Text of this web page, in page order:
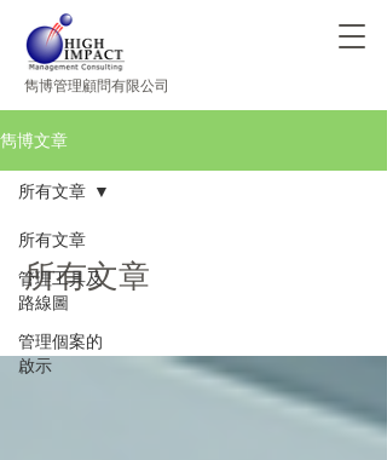
​雋博管理顧問有限公司
雋博文章
所有文章
管理工具及
路線圖
管理個案的
啟示
所有文章
所有文章